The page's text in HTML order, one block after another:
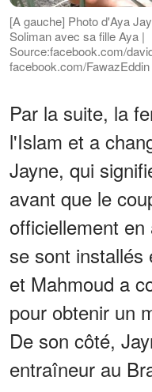
[A gauche] Photo d'Aya
Soliman avec sa fille Aya |
Source:facebook.com/
facebook.com/FawazEddin
Par la suite, la
l'Islam et a
Jayne, qui
avant que le
officiellement
se sont installés
et Mahmoud a
pour obtenir un
De son côté,
entraîneur au